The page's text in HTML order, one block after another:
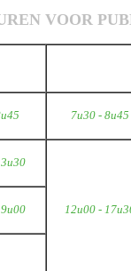
VOOR
7u30 - 8u45
12u00 -